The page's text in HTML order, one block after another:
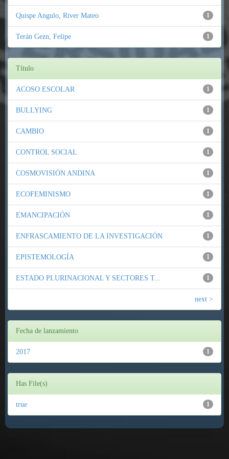
1
Quispe Angulo, River Mateo
1
Terán Gezn, Felipe
Título
1
ACOSO ESCOLAR
1
BULLYING
1
CAMBIO
1
CONTROL SOCIAL
1
COSMOVISIÓN ANDINA
1
ECOFEMINISMO
1
EMANCIPACIÓN
1
ENFRASCAMIENTO DE LA INVESTIGACIÓN
1
EPISTEMOLOGÍA
1
ESTADO PLURINACIONAL Y SECTORES T...
next >
Fecha de lanzamiento
1
2017
Has File(s)
1
true